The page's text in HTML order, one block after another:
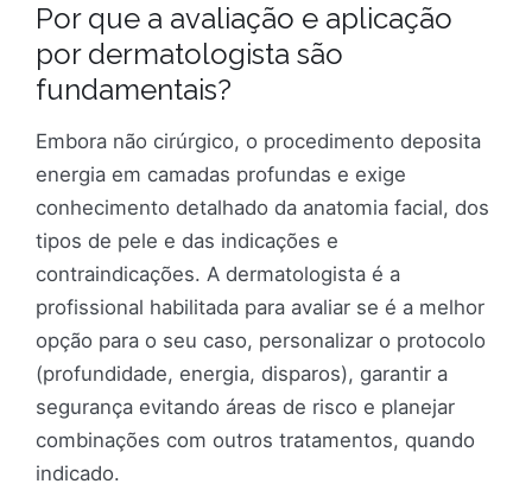
Por que a avaliação e aplicação
por dermatologista são
fundamentais?
Embora não cirúrgico, o procedimento deposita
energia em camadas profundas e exige
conhecimento detalhado da anatomia facial, dos
tipos de pele e das indicações e
contraindicações. A dermatologista é a
profissional habilitada para avaliar se é a melhor
opção para o seu caso, personalizar o protocolo
(profundidade, energia, disparos), garantir a
segurança evitando áreas de risco e planejar
combinações com outros tratamentos, quando
indicado.